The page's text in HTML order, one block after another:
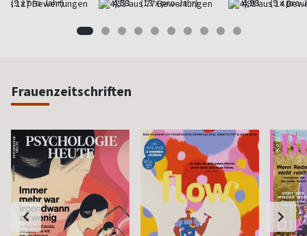
(9 x pro Jahr) 4,53 (13 x pro Jahr) 4,93 (9 x pro
Frauenzeitschriften